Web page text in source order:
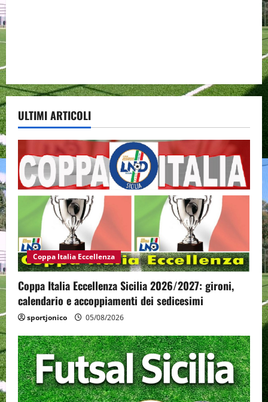
ULTIMI ARTICOLI
Coppa Italia Eccellenza
Coppa Italia Eccellenza Sicilia 2026/2027: gironi,
calendario e accoppiamenti dei sedicesimi
sportjonico 05/08/2026